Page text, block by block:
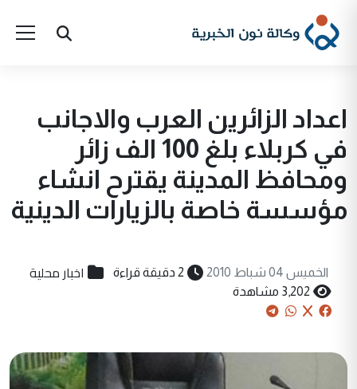
اعداد الزائرين العرب والاجانب
في كربلاء بلغ 100 الف زائر
ومحافظ المدينة يقترح انشاء
مؤسسة خاصة بالزيارات الدينية
الخميس 04 شباط 2010 2 دقيقة قراءة اخبار محلية
3,202 مشاهدة